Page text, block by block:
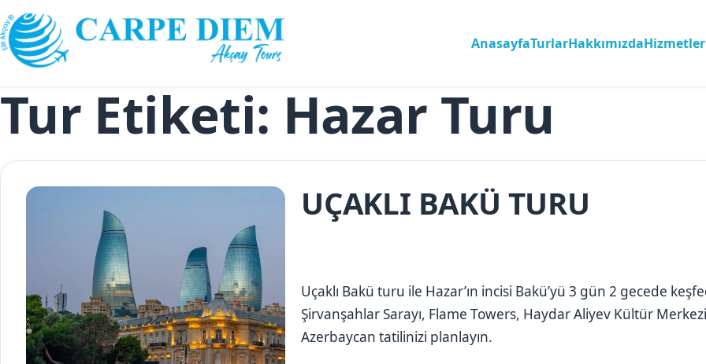
Skip to content
AnasayfaTurlarHakkımızda
Tur Etiketi: Hazar Turu
UÇAKLI BAKÜ TURU
Uçaklı Bakü turu ile Hazar’ın incisi Bakü’yü 3 gün 2 gecede
Şirvanşahlar Sarayı, Flame Towers, Haydar Aliyev Kültür
Azerbaycan tatilinizi planlayın.